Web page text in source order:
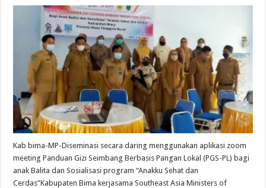
Kab bima-MP-Diseminasi secara daring menggunakan aplikasi zoom
meeting Panduan Gizi Seimbang Berbasis Pangan Lokal (PGS-PL) bagi
anak Balita dan Sosialisasi program “Anakku Sehat dan
Cerdas”Kabupaten Bima kerjasama Southeast Asia Ministers of